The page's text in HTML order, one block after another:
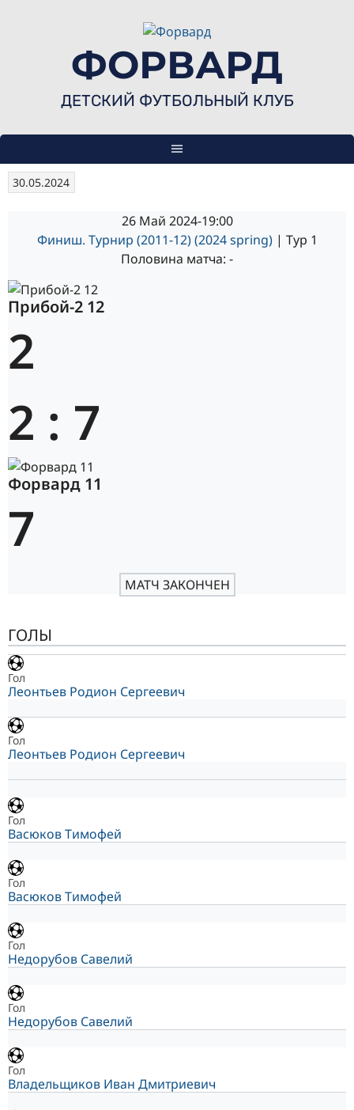
ФОРВАРД
ДЕТСКИЙ ФУТБОЛЬНЫЙ КЛУБ
30.05.2024
26 Май 2024-19:00
Финиш. Турнир (2011-12) (2024 spring) | Тур 1
Половина матча: -
Прибой-2 12
2
2 : 7
Форвард 11
7
МАТЧ ЗАКОНЧЕН
ГОЛЫ
Гол
Леонтьев Родион Сергеевич
Гол
Леонтьев Родион Сергеевич
Гол
Васюков Тимофей
Гол
Васюков Тимофей
Гол
Недорубов Савелий
Гол
Недорубов Савелий
Гол
Владельщиков Иван Дмитриевич